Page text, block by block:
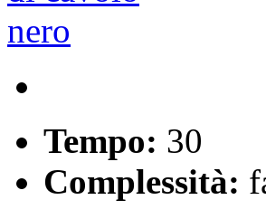
Tempo: 30
Complessità: